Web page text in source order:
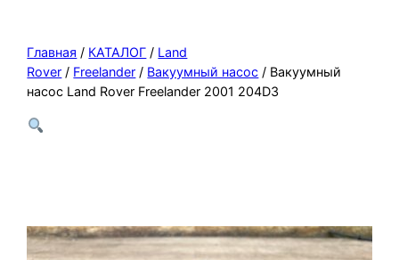
Главная / КАТАЛОГ / Land
Rover / Freelander / Вакуумный насос / Вакуумный
насос Land Rover Freelander 2001 204D3